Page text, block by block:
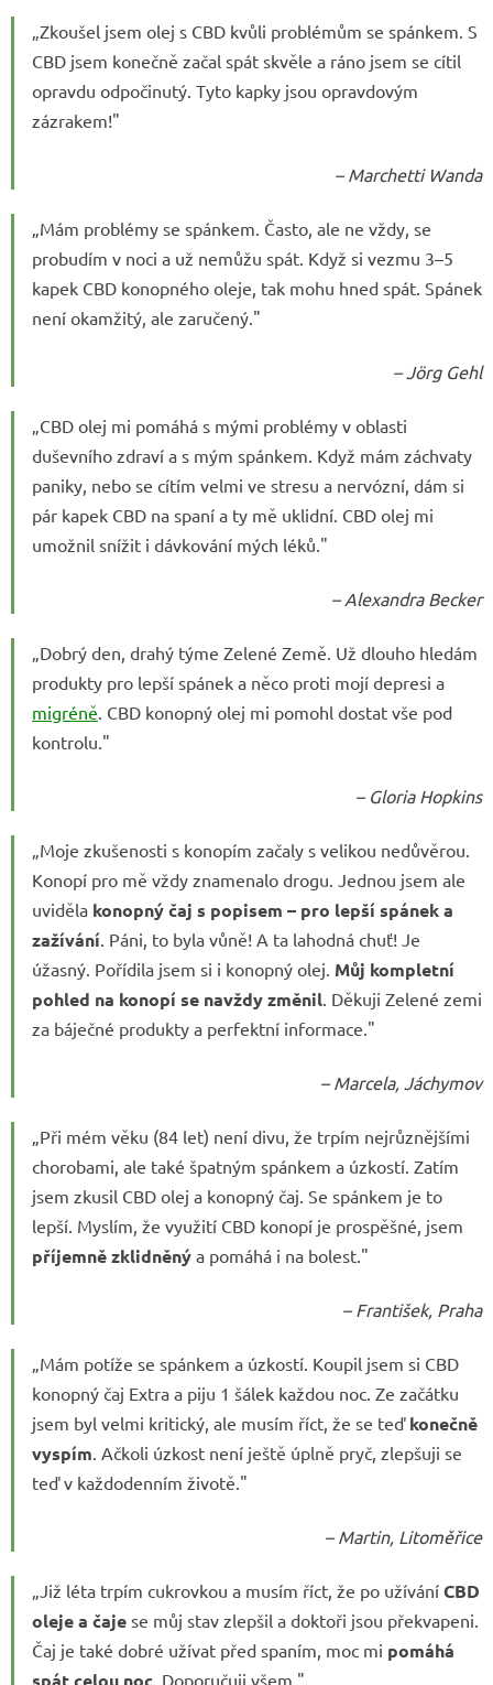
„Zkoušel jsem olej s CBD kvůli problémům se spánkem. S
CBD jsem konečně začal spát skvěle a ráno jsem se cítil
opravdu odpočinutý. Tyto kapky jsou opravdovým
zázrakem!"
– Marchetti Wanda
„Mám problémy se spánkem. Často, ale ne vždy, se
probudím v noci a už nemůžu spát. Když si vezmu 3–5
kapek CBD konopného oleje, tak mohu hned spát. Spánek
není okamžitý, ale zaručený."
– Jörg Gehl
„CBD olej mi pomáhá s mými problémy v oblasti
duševního zdraví a s mým spánkem. Když mám záchvaty
paniky, nebo se cítím velmi ve stresu a nervózní, dám si
pár kapek CBD na spaní a ty mě uklidní. CBD olej mi
umožnil snížit i dávkování mých léků."
– Alexandra Becker
„Dobrý den, drahý týme Zelené Země. Už dlouho hledám
produkty pro lepší spánek a něco proti mojí depresi a
migréně . CBD konopný olej mi pomohl dostat vše pod
kontrolu."
– Gloria Hopkins
„Moje zkušenosti s konopím začaly s velikou nedůvěrou.
Konopí pro mě vždy znamenalo drogu. Jednou jsem ale
uviděla konopný čaj s popisem – pro lepší spánek a
zažívání . Páni, to byla vůně! A ta lahodná chuť! Je
úžasný. Pořídila jsem si i konopný olej. Můj kompletní
pohled na konopí se navždy změnil . Děkuji Zelené zemi
za báječné produkty a perfektní informace."
– Marcela, Jáchymov
„Při mém věku (84 let) není divu, že trpím nejrůznějšími
chorobami, ale také špatným spánkem a úzkostí. Zatím
jsem zkusil CBD olej a konopný čaj. Se spánkem je to
lepší. Myslím, že využití CBD konopí je prospěšné, jsem
příjemně zklidněný a pomáhá i na bolest."
– František, Praha
„Mám potíže se spánkem a úzkostí. Koupil jsem si CBD
konopný čaj Extra a piju 1 šálek každou noc. Ze začátku
jsem byl velmi kritický, ale musím říct, že se teď konečně
vyspím . Ačkoli úzkost není ještě úplně pryč, zlepšuji se
teď v každodenním životě."
– Martin, Litoměřice
„Již léta trpím cukrovkou a musím říct, že po užívání CBD
oleje a čaje se můj stav zlepšil a doktoři jsou překvapeni.
Čaj je také dobré užívat před spaním, moc mi pomáhá
spát celou noc . Doporučuji všem."